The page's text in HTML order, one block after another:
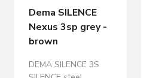
36H silver Pedály…
Dema SILENCE
Nexus 3sp grey -
brown
DEMA SILENCE 3S